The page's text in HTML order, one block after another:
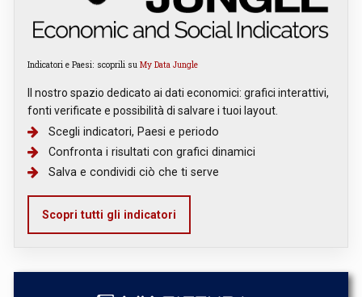
Indicatori e Paesi: scoprili su My Data Jungle
Il nostro spazio dedicato ai dati economici: grafici interattivi,
fonti verificate e possibilità di salvare i tuoi layout.
Scegli indicatori, Paesi e periodo
Confronta i risultati con grafici dinamici
Salva e condividi ciò che ti serve
Scopri tutti gli indicatori